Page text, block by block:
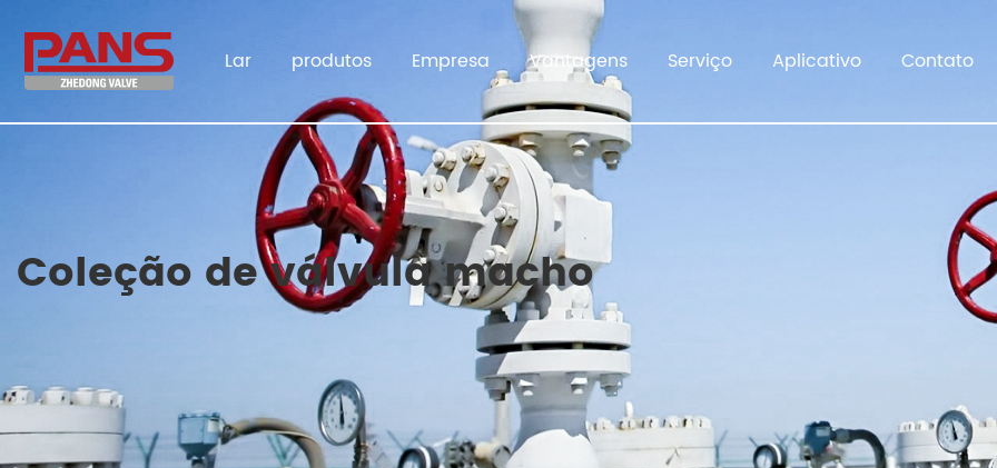
Lar produtos Empresa Vantagens Serviço Aplicativo Contato
Coleção de válvula macho